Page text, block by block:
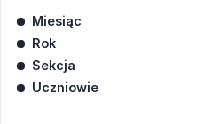
Miesiąc
Rok
Sekcja
Uczniowie